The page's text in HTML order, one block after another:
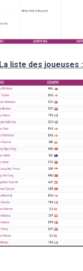
La liste des joueuses :